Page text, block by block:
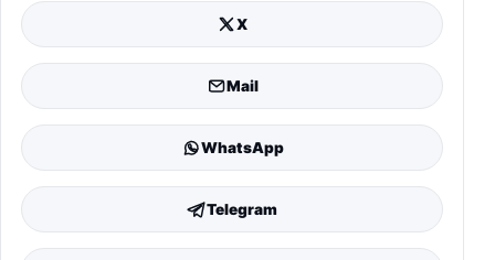
X
Mail
WhatsApp
Telegram